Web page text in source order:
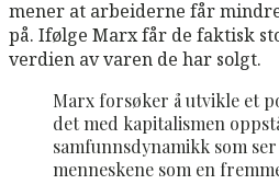
mener at arbeiderne får
på. Ifølge Marx får de faktisk
verdien av varen de har solgt.
Marx forsøker å utvikle et
det med kapitalismen
samfunnsdynamikk som
menneskene som en